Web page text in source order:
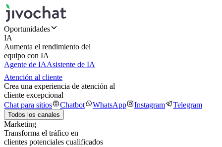
Oportunidades
IA
Aumenta el rendimiento del
equipo con IA
Agente de IAAsistente de IA
Atención al cliente
Crea una experiencia de atención al
cliente excepcional
Chat para sitios
Chatbot WhatsApp Instagram Telegram
Todos los canales
Marketing
Transforma el tráfico en
clientes potenciales cualificados